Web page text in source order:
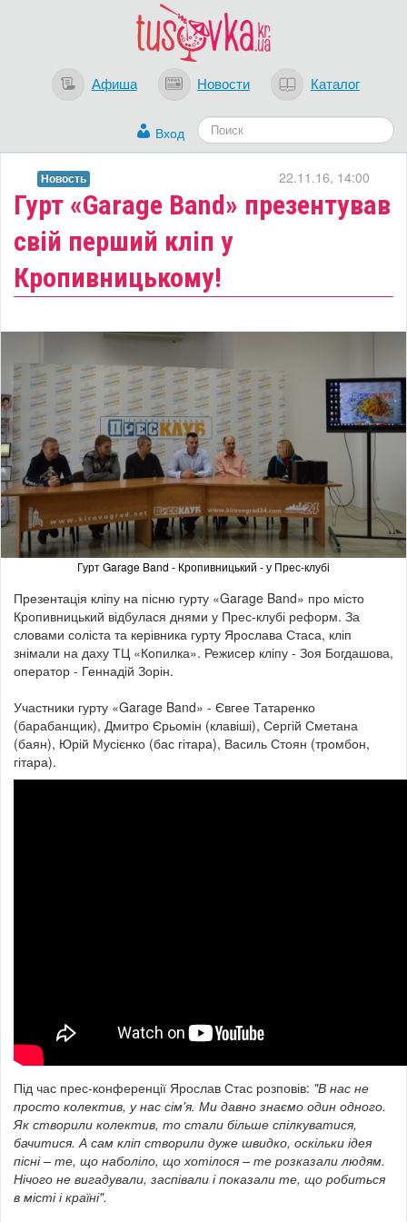
Афиша Новости Каталог
Вход
​Гурт «Garage Band» презентував
свій перший кліп у
Кропивницькому!
22.11.16, 14:00
Новость
Гурт Garage Band - Кропивницький - у Прес-клубі
Презентація кліпу на пісню гурту «Garage Band» про місто
Кропивницький відбулася днями у Прес-клубі реформ. За
словами соліста та керівника гурту Ярослава Стаса, кліп
знімали на даху ТЦ «Копилка». Режисер кліпу - Зоя Богдашова,
оператор - Геннадій Зорін.
Участники гурту «Garage Band» - Євгее Татаренко
(барабанщик), Дмитро Єрьомін (клавіші), Сергій Сметана
(баян), Юрій Мусієнко (бас гітара), Василь Стоян (тромбон,
гітара).
Під час прес-конференції Ярослав Стас розповів: "В нас не
просто колектив, у нас сім'я. Ми давно знаємо один одного.
Як створили колектив, то стали більше спілкуватися,
бачитися. А сам кліп створили дуже швидко, оскільки ідея
пісні – те, що наболіло, що хотілося – те розказали людям.
Нічого не вигадували, заспівали і показали те, що робиться
в місті і країні".